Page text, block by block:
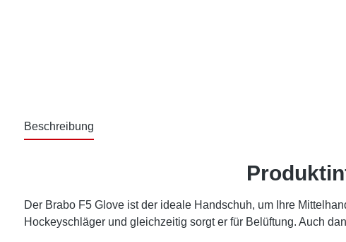
Beschreibung
Der Brabo F5 Glove ist der ideale Handschuh, um Ihre
Hockeyschläger und gleichzeitig sorgt er für Belüftung. Auch